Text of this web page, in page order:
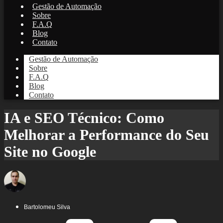
Gestão de Automação
Sobre
F.A.Q
Blog
Contato
Gestão de Automação
Sobre
F.A.Q
Blog
Contato
IA e SEO Técnico: Como
Melhorar a Performance do Seu
Site no Google
Bartolomeu Silva